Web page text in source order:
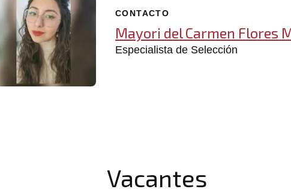
CONTACTO
Mayori del Carmen Flores
Especialista de Selección
Vacantes